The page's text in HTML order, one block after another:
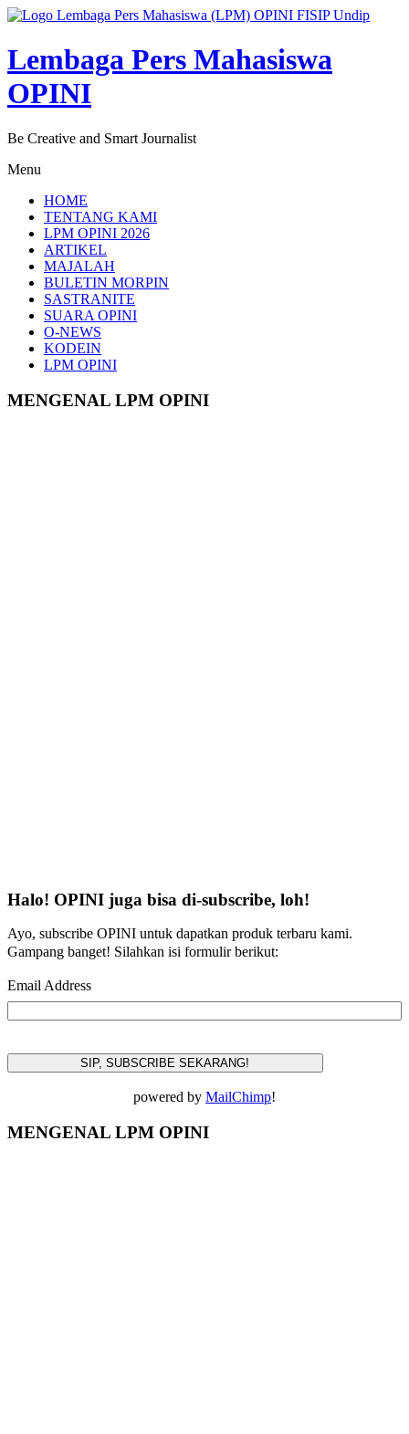
Lompat
konten
Lembaga Pers Mahasiswa
OPINI
Be Creative and Smart Journalist
Menu
HOME
TENTANG KAMI
LPM OPINI 2026
ARTIKEL
MAJALAH
BULETIN MORPIN
SASTRANITE
SUARA OPINI
O-NEWS
KODEIN
LPM OPINI
MENGENAL LPM OPINI
Halo! OPINI juga bisa di-subscribe, loh!
Ayo, subscribe OPINI untuk dapatkan produk terbaru kami.
Gampang banget! Silahkan isi formulir berikut:
Email Address
powered by MailChimp!
MENGENAL LPM OPINI